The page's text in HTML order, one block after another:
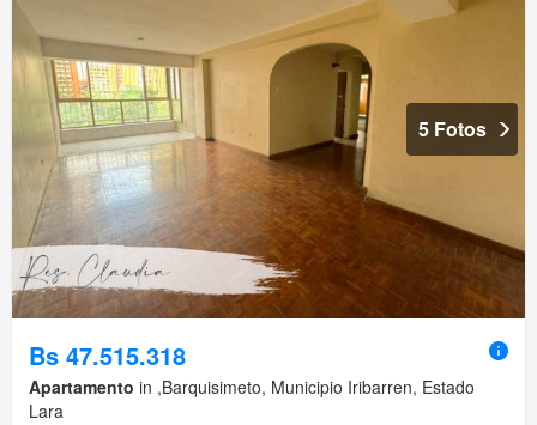
5 Fotos
Bs 47.515.318
Apartamento in ,Barquisimeto, Municipio Iribarren, Estado
Lara